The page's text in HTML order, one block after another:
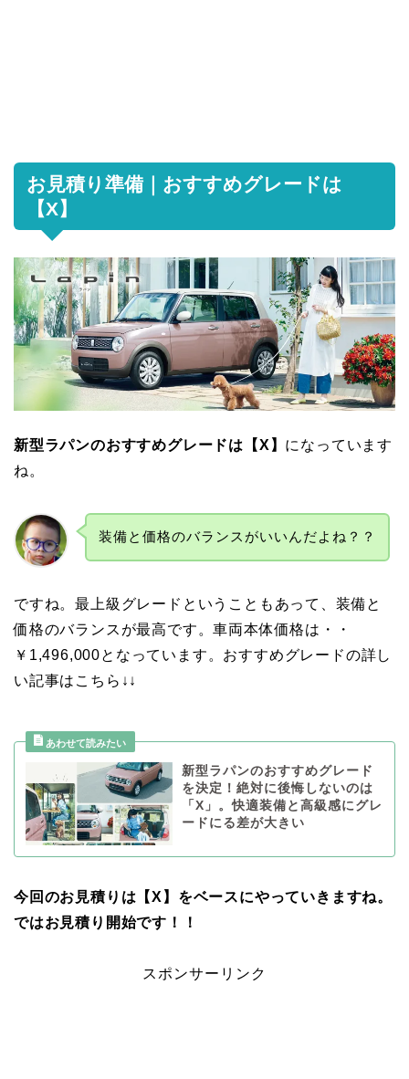
お見積り準備｜おすすめグレードは
【X】
新型ラパンのおすすめグレードは【X】 になっています
ね。
装備と価格のバランスがいいんだよね？？
ですね。最上級グレードということもあって、装備と
価格のバランスが最高です。車両本体価格は・・
￥1,496,000となっています。おすすめグレードの詳し
い記事はこちら↓↓
新型ラパンのおすすめグレード
を決定！絶対に後悔しないのは
「X」。快適装備と高級感にグレ
ードにる差が大きい
今回のお見積りは【X】をベースにやっていきますね。
ではお見積り開始です！！
スポンサーリンク